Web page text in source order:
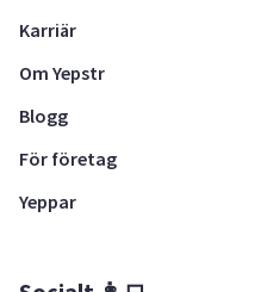
Karriär
Om Yepstr
Blogg
För företag
Yeppar